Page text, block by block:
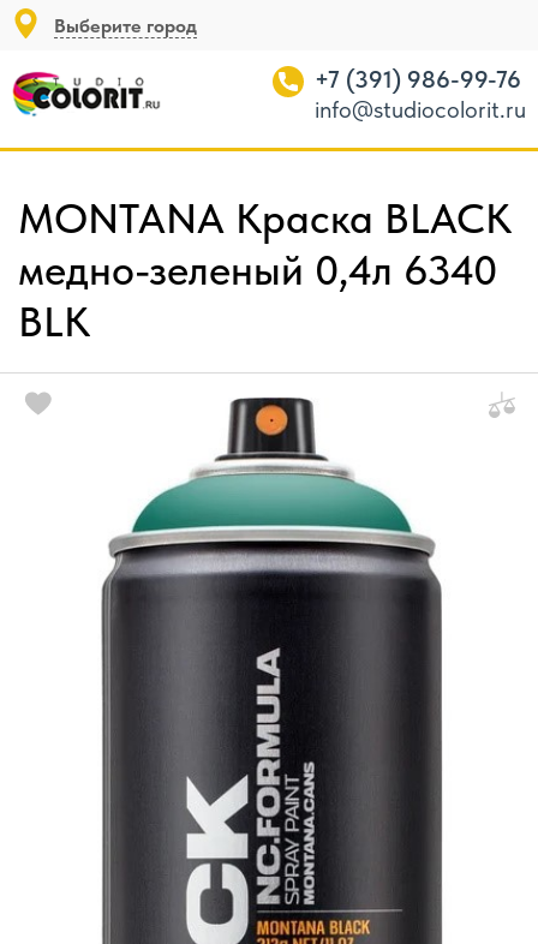
Выберите город
+7 (391) 986-99-76
info@studiocolorit.ru
MONTANA Краска BLACK
медно-зеленый 0,4л 6340
BLK